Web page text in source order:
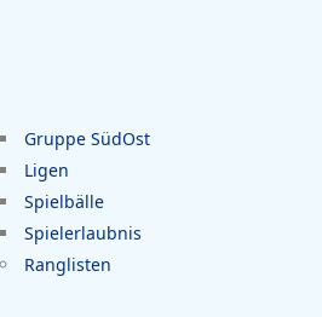
Gruppe SüdOst
Ligen
Spielbälle
Spielerlaubnis
Ranglisten